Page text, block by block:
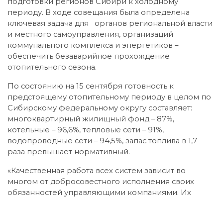
периоду. В ходе совещания была определена
ключевая задача для органов региональной власти
и местного самоуправления, организаций
коммунального комплекса и энергетиков –
обеспечить безаварийное прохождение
отопительного сезона.
По состоянию на 15 сентября готовность к
предстоящему отопительному периоду в целом по
Сибирскому федеральному округу составляет:
многоквартирный жилищный фонд – 87%,
котельные – 96,6%, тепловые сети – 91%,
водопроводные сети – 94,5%, запас топлива в 1,7
раза превышает нормативный.
«Качественная работа всех систем зависит во
многом от добросовестного исполнения своих
обязанностей управляющими компаниями. Их